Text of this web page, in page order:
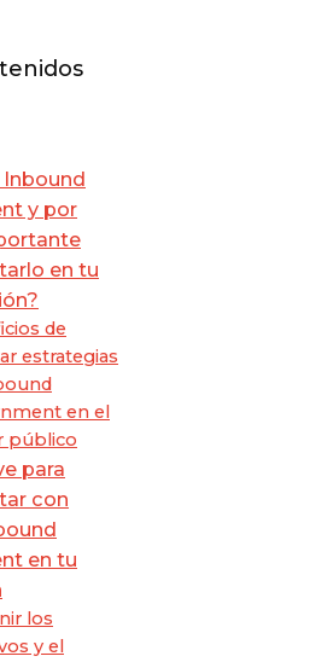
Inbound
y por
en tu
de
estrategias
en el
público
para
con
en tu
los
y el